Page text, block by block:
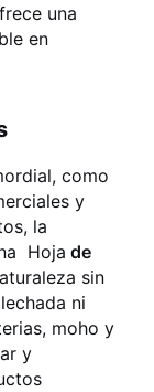
una
en
como
y
la
Hoja de
sin
ni
moho y
y